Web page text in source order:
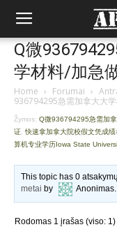
Q微
学材料/加急
Home › Forumai ›
936794295急需加拿大大
Žymos: Q微936794295急需加
证 快速拿加拿大院校假文凭成绩
算机专业学历Iowa State
This topic has 0
metai by Anonimas.
Rodomas 1 įrašas (viso: 1)